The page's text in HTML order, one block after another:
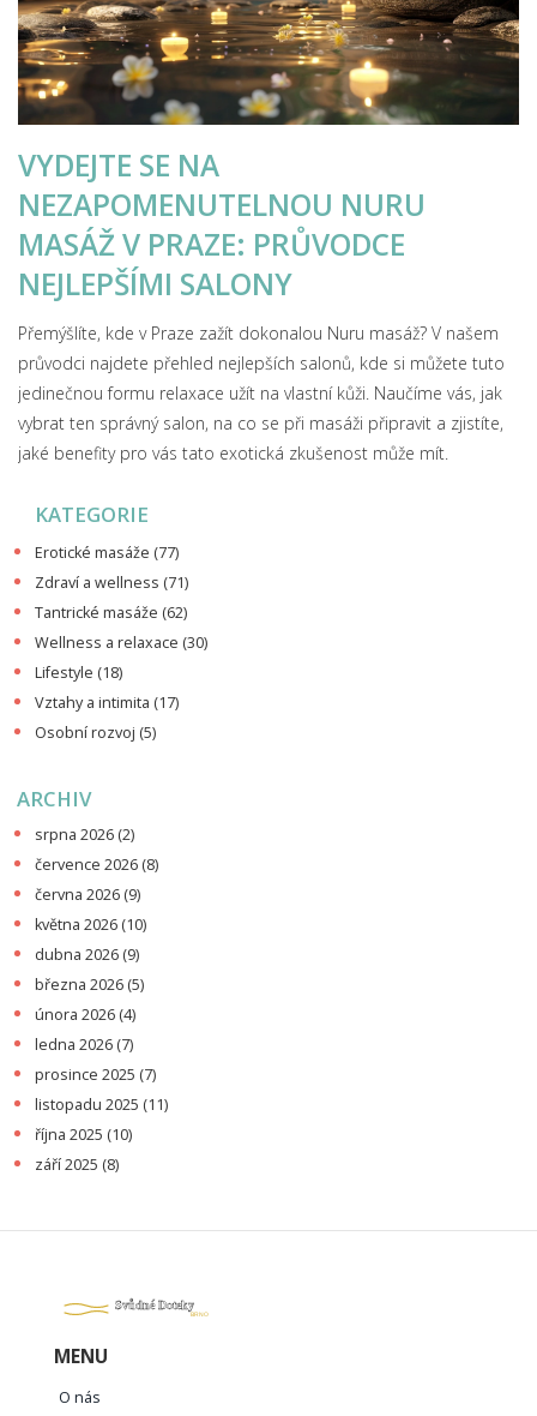
VYDEJTE SE NA
NEZAPOMENUTELNOU NURU
MASÁŽ V PRAZE: PRŮVODCE
NEJLEPŠÍMI SALONY
Přemýšlíte, kde v Praze zažít dokonalou Nuru masáž? V našem
průvodci najdete přehled nejlepších salonů, kde si můžete tuto
jedinečnou formu relaxace užít na vlastní kůži. Naučíme vás, jak
vybrat ten správný salon, na co se při masáži připravit a zjistíte,
jaké benefity pro vás tato exotická zkušenost může mít.
KATEGORIE
Erotické masáže (77)
Zdraví a wellness (71)
Tantrické masáže (62)
Wellness a relaxace (30)
Lifestyle (18)
Vztahy a intimita (17)
Osobní rozvoj (5)
ARCHIV
srpna 2026 (2)
července 2026 (8)
června 2026 (9)
května 2026 (10)
dubna 2026 (9)
března 2026 (5)
února 2026 (4)
ledna 2026 (7)
prosince 2025 (7)
listopadu 2025 (11)
října 2025 (10)
září 2025 (8)
MENU
O nás